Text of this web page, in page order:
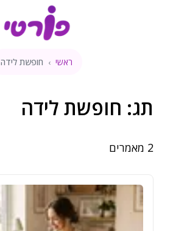
ראשי
השוואת מחירים
ראשי › חופשת לידה
תג: חופשת לידה
2 מאמרים